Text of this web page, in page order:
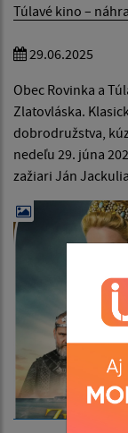
Túlavé kino –
29.06.2025
Obec Rovinka a
Zlatovláska.
dobrodružstva,
nedeľu 29. júna
zažiari Ján